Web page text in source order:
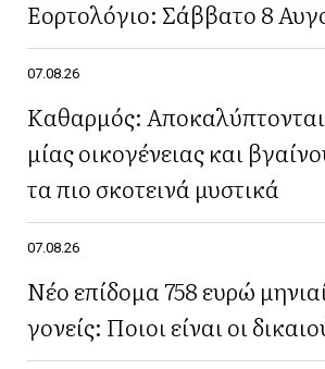
Εορτολόγιο: Σάββατο 8
07.08.26
Καθαρμός:
μίας οικογένειας και
τα πιο σκοτεινά μυστικά
07.08.26
Νέο επίδομα 758 ευρώ
γονείς: Ποιοι είναι οι